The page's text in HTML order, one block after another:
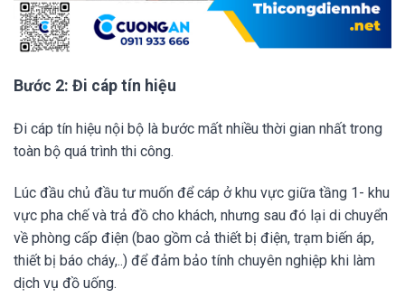
Bước 2: Đi cáp tín hiệu
Đi cáp tín hiệu nội bộ là bước mất nhiều thời gian nhất trong
toàn bộ quá trình thi công.
Lúc đầu chủ đầu tư muốn để cáp ở khu vực giữa tầng 1- khu
vực pha chế và trả đồ cho khách, nhưng sau đó lại di chuyển
về phòng cấp điện (bao gồm cả thiết bị điện, trạm biến áp,
thiết bị báo cháy,..) để đảm bảo tính chuyên nghiệp khi làm
dịch vụ đồ uống.